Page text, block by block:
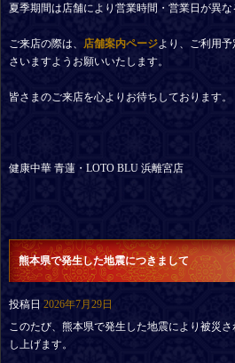
夏季期間は店舗により営業時間・営業日が異な
ご来店の際は、 店舗案内ページより、ご利用
さいますようお願いいたします。
皆さまのご来店を心よりお待ちしております。
健康中華 青蓮・LOTO BLU 浜離宮店
熊本県で発生した地震につきまして
投稿日 2026年7月29日
このたび、熊本県で発生した地震により被災
し上げます。